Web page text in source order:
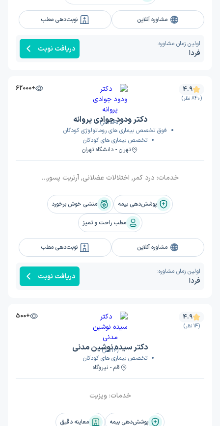
مشاوره آنلاین نوبت‌دهی مطب
اولین زمان مشاوره:
فردا دریافت نوبت
(840 نظر)
+62000 4.9
(840 نظر)
دکتر ودود جوادی پروانه
فوق تخصص بیماری های روماتولوژی کودکان
تخصص بیماری های کودکان
تهران - دانشگاه تهران
خدمات: درد کمر, اختلالات عضلانی, آرتریت پسوریاتیک, سارکوییدوز, اسکلرودرمی, نقرس, نرمی استخوان (استیومالاسی), کف پای صاف, لوپوس, درماتومیوزیت, آفت دهان, بیماری بهجت, کاوازاکی, روماتیسم مفصلی جوانان
پوشش‌دهی بیمه منشی خوش برخورد
مطب راحت و تمیز
مشاوره آنلاین نوبت‌دهی مطب
اولین زمان مشاوره:
فردا دریافت نوبت
(14 نظر)
+500 4.9
(14 نظر)
دکتر سیده نوشین مدنی
تخصص بیماری های کودکان
قم - نیروگاه
خدمات:ویزیت
پوشش‌دهی بیمه معاینه دقیق